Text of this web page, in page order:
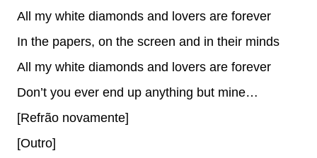
All my white diamonds and lovers are forever
In the papers, on the screen and in their minds
All my white diamonds and lovers are forever
Don’t you ever end up anything but mine…
[Refrão novamente]
[Outro]